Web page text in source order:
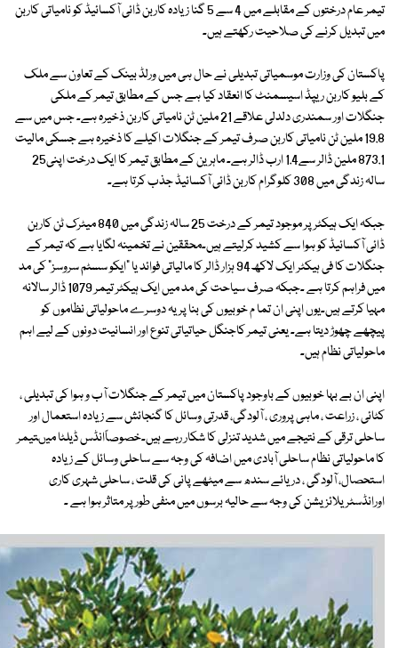
تیمر عام درختوں کے مقابلے میں 4 سے 5 گنا زیادہ کاربن ڈائی آکسائیڈ کو نامیاتی کاربن
میں تبدیل کرنے کی صلاحیت رکھتے ہیں۔
پاکستان کی وزارت موسمیاتی تبدیلی نے حال ہی میں ورلڈ بینک کے تعاون سے ملک
کے بلیو کاربن ریپڈ اسیسمنٹ کا انعقاد کیا ہے جس کے مطابق تیمر کے ملکی
جنگلات اور سمندری دلدلی علاقے 21 ملین ٹن نامیاتی کاربن ذخیرہ ہے۔ جس میں سے
19.8 ملین ٹن نامیاتی کاربن صرف تیمر کے جنگلات اکیلے کا ذخیرہ ہے جسکی مالیت
873.1 ملین ڈالر سے1.4 ارب ڈالر ہے۔ ماہرین کے مطابق تیمر کا ایک درخت اپنی25
سالہ زندگی میں 308 کلوگرام کاربن ڈائی آکسائیڈ جذب کرتا ہے۔
جبکہ ایک ہیکٹر پر موجود تیمر کے درخت 25 سالہ زندگی میں 840 میٹرک ٹن کاربن
ڈائی آکسائیڈ کو ہوا سے کشید کرلیتے ہیں۔محققین نے تخمینہ لگایا ہے کہ تیمر کے
جنگلات کا فی ہیکٹر ایک لاکھ94 ہزار ڈالر کا مالیاتی فوائد یا "ایکو سسٹم سروسز" کی مد
میں فراہم کرتا ہے ۔جبکہ صرف سیاحت کی مد میں ایک ہیکٹر تیمر 1079 ڈالر سالانہ
مہیا کرتے ہیں۔یوں اپنی ان تما م خوبیوں کی بنا پر یہ دوسرے ماحولیاتی نظاموں کو
پیچھے چھوڑ دیتا ہے۔ یعنی تیمر کاجنگل حیاتیاتی تنوع اور انسانیت دونوں کے لیے اہم
ماحولیاتی نظام ہیں۔
اپنی ان بے بہا خوبیوں کے باوجود پاکستان میں تیمر کے جنگلات آب و ہوا کی تبدیلی ،
کٹائی ، زراعت ، ماہی پروری ، آلودگی، قدرتی وسائل کا گنجائش سے زیادہ استعمال اور
ساحلی ترقی کے نتیجے میں شدید تنزلی کا شکار رہے ہیں۔خصوصاًانڈس ڈیلٹا میںتیمر
کا ماحولیاتی نظام ساحلی آبادی میں اضافہ کی وجہ سے ساحلی وسائل کے زیادہ
استحصال، آلودگی ، دریائے سندھ سے میٹھے پانی کی قلت ، ساحلی شہری کاری
اورانڈسٹریلائزیشن کی وجہ سے حالیہ برسوں میں منفی طور پر متاثر ہوا ہے ۔